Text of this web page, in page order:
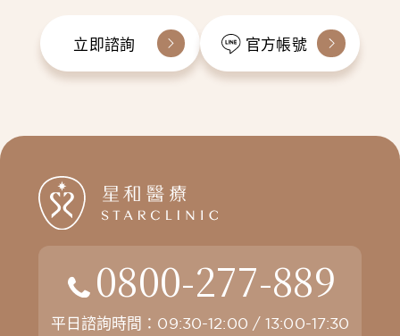
立即諮詢 官方帳號
0800-277-889
平日諮詢時間：09:30-12:00 / 13:00-17:30